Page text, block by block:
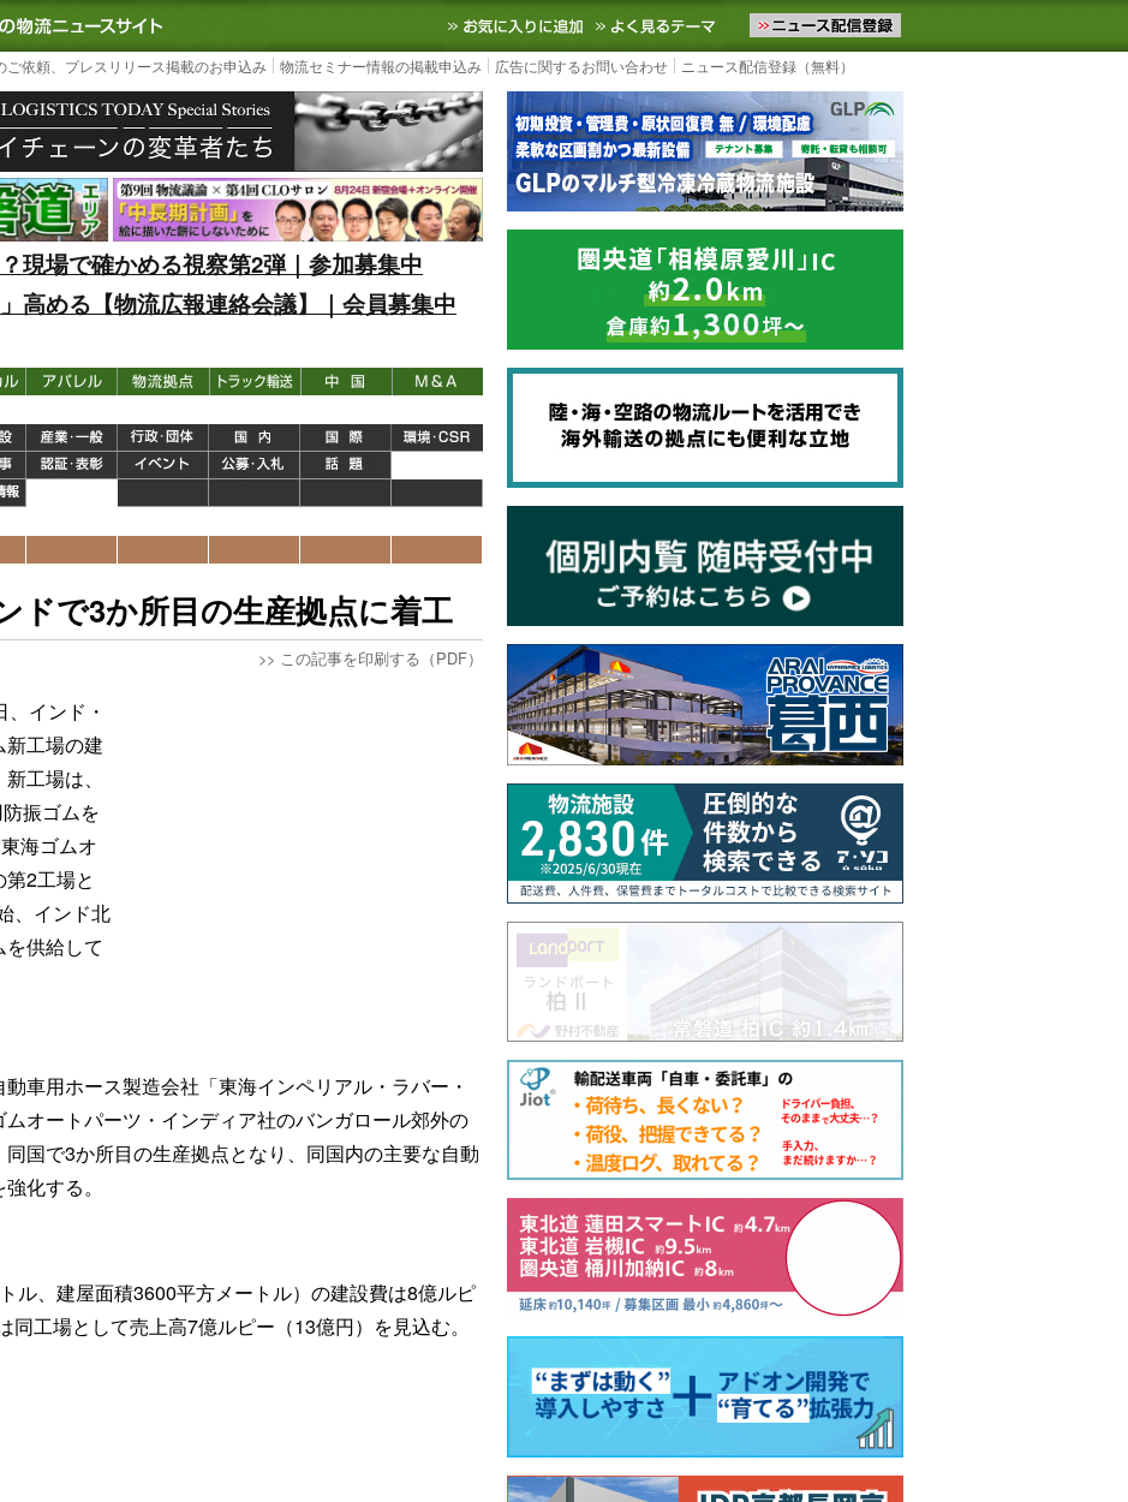
TODAY｜国内最大の物流ニュースサイト3PL, SCMなど国内外の最新の物流ニュースをお届けします。物流ニュースメール配信を登録す
お気に入りに追加 よく見るテーマ
ご依頼、プレスリリース掲載のお申込み 物流セミナー情報の掲載申込み 広告に関するお問い合わせ ニュース配信登録（無料）
現場で確かめる視察第2弾｜参加募集中
高める【物流広報連絡会議】｜会員募集中
ドで3か所目の生産拠点に着工
>> この記事を印刷する（PDF）
インド・
工場の建
工場は、
振ゴムを
海ゴムオ
2工場と
、インド北
供給して
車用ホース製造会社「東海インペリアル・ラバー・
オートパーツ・インディア社のバンガロール郊外の
国で3か所目の生産拠点となり、同国内の主要な自動
化する。
ル、建屋面積3600平方メートル）の建設費は8億ルピ
工場として売上高7億ルピー（13億円）を見込む。